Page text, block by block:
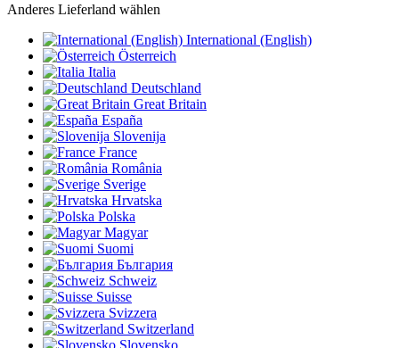
Anderes Lieferland wählen
International (English)
Österreich
Italia
Deutschland
Great Britain
España
Slovenija
France
România
Sverige
Hrvatska
Polska
Magyar
Suomi
България
Schweiz
Suisse
Svizzera
Switzerland
Slovensko